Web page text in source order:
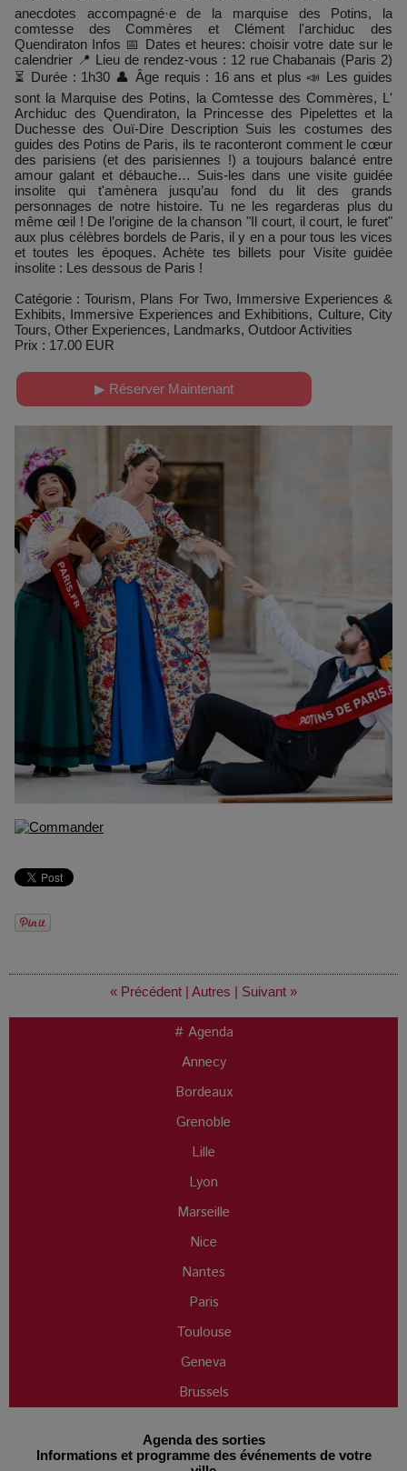
anecdotes accompagné·e de la marquise des Potins, la
comtesse des Commères et Clément l'archiduc des
Quendiraton Infos 📅 Dates et heures: choisir votre date sur le
calendrier 📍 Lieu de rendez-vous : 12 rue Chabanais (Paris 2)
⏳ Durée : 1h30 👤 Âge requis : 16 ans et plus 📣 Les guides
sont la Marquise des Potins, la Comtesse des Commères, L'
Archiduc des Quendiraton, la Princesse des Pipelettes et la
Duchesse des Ouï-Dire Description Suis les costumes des
guides des Potins de Paris, ils te raconteront comment le cœur
des parisiens (et des parisiennes !) a toujours balancé entre
amour galant et débauche… Suis-les dans une visite guidée
insolite qui t'amènera jusqu’au fond du lit des grands
personnages de notre histoire. Tu ne les regarderas plus du
même œil ! De l’origine de la chanson "Il court, il court, le furet"
aux plus célèbres bordels de Paris, il y en a pour tous les vices
et toutes les époques. Achète tes billets pour Visite guidée
insolite : Les dessous de Paris !
Catégorie : Tourism, Plans For Two, Immersive Experiences &
Exhibits, Immersive Experiences and Exhibitions, Culture, City
Tours, Other Experiences, Landmarks, Outdoor Activities
Prix : 17.00 EUR
▶ Réserver Maintenant
« Précédent | Autres | Suivant »
# Agenda
Annecy
Bordeaux
Grenoble
Lille
Lyon
Marseille
Nice
Nantes
Paris
Toulouse
Geneva
Brussels
Agenda des sorties
Informations et programme des événements de votre